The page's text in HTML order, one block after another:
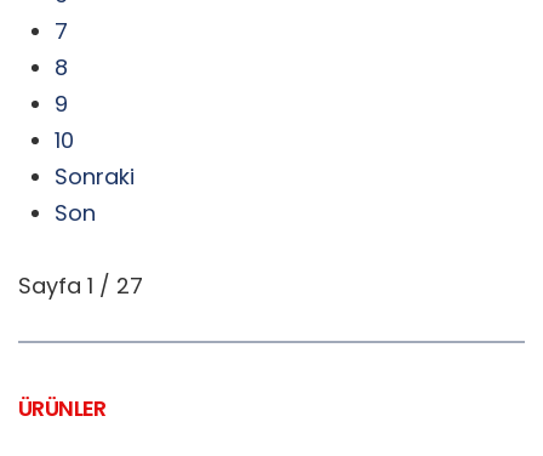
7
8
9
10
Sonraki
Son
Sayfa 1 / 27
ÜRÜNLER